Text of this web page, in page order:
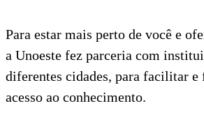
Para estar mais perto de você e
a Unoeste fez parceria com
diferentes cidades, para facilitar
acesso ao conhecimento.